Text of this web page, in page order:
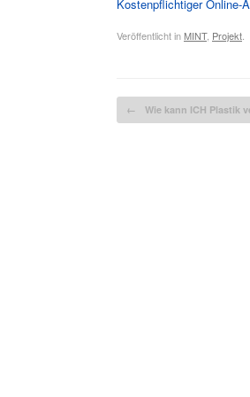
Kostenpflichtiger Online-
Veröffentlicht in MINT, Projekt
Beitragsnavigation
← Wie kann ICH Plastik